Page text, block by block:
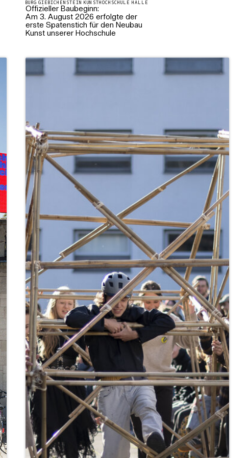
BURG GIEBICHENSTEIN KUNSTHOCHSCHULE HALLE
Offizieller Baubeginn:
Am 3. August 2026 erfolgte der
erste Spatenstich für den Neubau
Kunst unserer Hochschule